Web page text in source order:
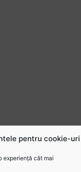
pentru cookie-uri
experiență cât mai